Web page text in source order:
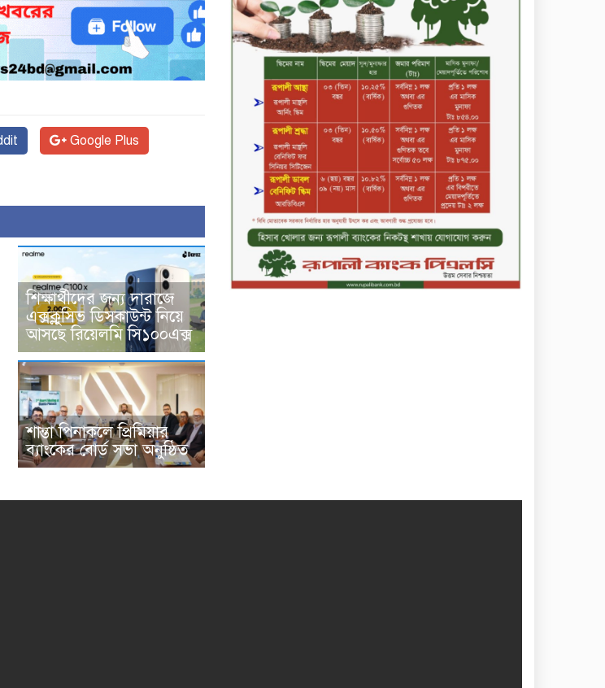
Google Plus
শিক্ষার্থীদের জন্য দারাজে
এক্সক্লুসিভ ডিসকাউন্ট নিয়ে
আসছে রিয়েলমি সি১০০এক্স
শান্তা পিনাকলে প্রিমিয়ার
ব্যাংকের বোর্ড সভা অনুষ্ঠিত
শিক্ষার্থীদের জন্য দারাজে
এক্সক্লুসিভ ডিসকাউন্ট নিয়ে আসছে
রিয়েলমি সি১০০এক্স
পরিবারের কাছে কিশোরের
কান্নাজড়িত কণ্ঠ শোনিয়ে ১২ লাখ
টাকা মুক্তিপণ দাবি, টাকা না পেয়ে
শ্বাসরোধে হত্যা—আলোচিত
রাফিজ হত্যা মামলার অন্যতম
আসামি গাজীপুর থেকে গ্রেফতার
নড়াইলে বিএনপির ৬ নেতার
বহিষ্কারাদেশ প্রত্যাহার